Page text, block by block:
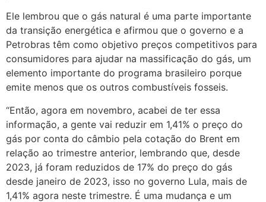
Ele lembrou que o gás natural é uma parte importante
da transição energética e afirmou que o governo e a
Petrobras têm como objetivo preços competitivos para
consumidores para ajudar na massificação do gás, um
elemento importante do programa brasileiro porque
emite menos que os outros combustíveis fosseis.
“Então, agora em novembro, acabei de ter essa
informação, a gente vai reduzir em 1,41% o preço do
gás por conta do câmbio pela cotação do Brent em
relação ao trimestre anterior, lembrando que, desde
2023, já foram reduzidos de 17% do preço do gás
desde janeiro de 2023, isso no governo Lula, mais de
1,41% agora neste trimestre. É uma mudança e um